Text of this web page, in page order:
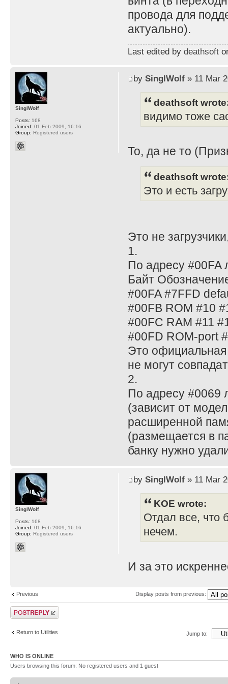
провода для
актуально).
Last edited by deathsoft
by SinglWolf» 11 Mar
deathsoft
видимо тоже
То, да не то
deathsoft
Это и есть
Это не
1.
По адресу #00FA
Байт
#00FA #7FFD
#00FB ROM #10
#00FC RAM #11
#00FD ROM-port
Это официальная
не могут
2.
По адресу #0069
(зависит от
расширенной
(размещается в
банку нужно
SinglWolf
Posts: 168
Joined: 01 Feb 2009, 16:16
Group: Registered users
by SinglWolf» 11 Mar
KOE wrote:
Отдал все, что
нечем.
И за это
SinglWolf
Posts: 168
Joined: 01 Feb 2009, 16:16
Group: Registered users
Previous Display posts from previous:
Post a reply
Return to Utilities Jump to:
WHO IS ONLINE
Users browsing this forum: No registered users and 1 guest